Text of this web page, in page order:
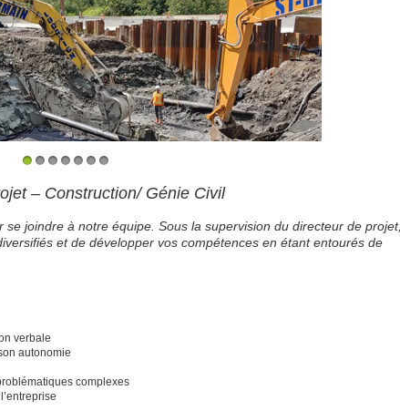
– Construction/ Génie Civil
joindre à notre équipe. Sous la supervision du directeur de projet,
et de développer vos compétences en étant entourés de
verbale
autonomie
complexes